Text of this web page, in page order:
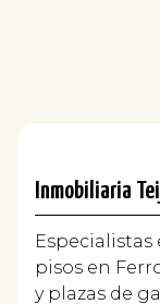
Inmobiliaria
Especialistas
pisos en
y plazas de